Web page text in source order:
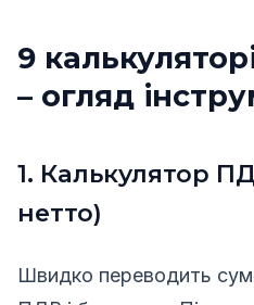
9
– огляд
1. Калькулятор
нетто)
Швидко переводить